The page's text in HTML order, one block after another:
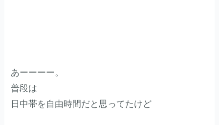
あーーーー。
普段は
日中帯を自由時間だと思ってたけど